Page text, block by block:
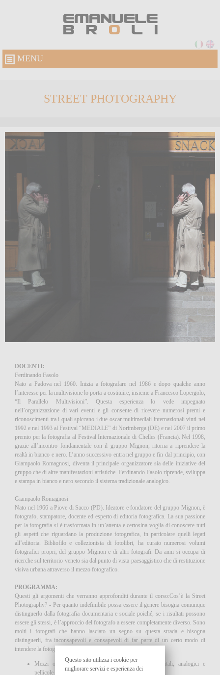
MENU
STREET PHOTOGRAPHY
DOCENTI:
Ferdinando Fasolo
Nato a Padova nel 1960. Inizia a fotografare nel 1986 e dopo qualche anno
l’interesse per la multivisione lo porta a costituire, insieme a Francesco Lopergolo,
“Il Parallelo Multivisioni”. Questa esperienza lo vede impegnato
nell’organizzazione di vari eventi e gli consente di ricevere numerosi premi e
riconoscimenti tra i quali spiccano i due oscar multimediali internazionali vinti nel
1992 e nel 1993 al Festival “MEDIALE” di Norimberga (DE) e nel 2007 il primo
premio per la fotografia al Festival Internazionale di Chelles (Francia). Nel 1998,
grazie all’incontro fondamentale con il gruppo Mignon, ritorna a riprendere la
realtà in bianco e nero. L’anno successivo entra nel gruppo e fin dal principio, con
Giampaolo Romagnosi, diventa il principale organizzatore sia delle iniziative del
gruppo che di altre manifestazioni artistiche. Ferdinando Fasolo riprende, sviluppa
e stampa in bianco e nero secondo il sistema tradizionale analogico.
Giampaolo Romagnosi
Nato nel 1966 a Piove di Sacco (PD). Ideatore e fondatore del gruppo Mignon, è
fotografo, stampatore, docente ed esperto di editoria fotografica. La sua passione
per la fotografia si è trasformata in un’attenta e certosina voglia di conoscere tutti
gli aspetti che riguardano la produzione fotografica, in particolare quelli legati
all’editoria. Bibliofilo e collezionista di fotolibri, ha curato numerosi volumi
fotografici propri, del gruppo Mignon e di altri fotografi. Da anni si occupa di
ricerche sul territorio veneto sia dal punto di vista paesaggistico che di restituzione
visiva urbana attraverso il mezzo fotografico.
PROGRAMMA:
Questi gli argomenti che verranno approfonditi durante il corso:Cos’è la Street
Photography? - Per quanto indefinibile possa essere il genere bisogna comunque
distinguerlo dalla fotografia documentaria e sociale poiché, se i risultati possono
essere gli stessi, è l’approccio del fotografo a essere completamente diverso. Sono
molti i fotografi che hanno lasciato un segno su questa strada e bisogna
distinguerli, fra inconsapevoli e consapevoli di far parte di un certo modo di
intendere la fotografia.
Mezzi operativi - Descrizione degli apparecchi digitali, analogici e
pellicole in base ai risultati che si desiderano ottenere.
Questo sito utilizza i cookie per
migliorare servizi e esperienza dei